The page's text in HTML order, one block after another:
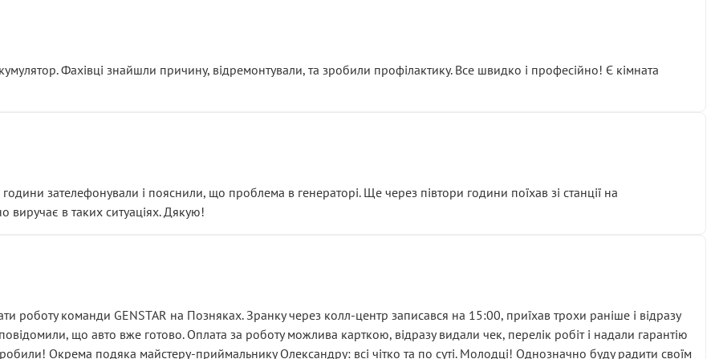
із головним гальмівним циліндром у зборі.
і тоді сервіс наче справив хороше враження. Але згодом знайшов декілька гайок під лобовим склом. Мені
хвилюватися. ( надіюсь новий власник, не застяг в полі))
підірвав.
а “аби швидше і дорожче”. Саме це і псує загальне враження та бажання повертатися.
Фахівці знайшли причину, відремонтували, та зробили профілактику. Все швидко і професійно! Є кімната
зателефонували і пояснили, що проблема в генераторі. Ще через півтори години поїхав зі станції на
виручає в таких ситуаціях. Дякую!
роботу команди GENSTAR на Позняках. Зранку через колл-центр записався на 15:00, приїхав трохи раніше і відразу
що авто вже готово. Оплата за роботу можлива карткою, відразу видали чек, перелік робіт і надали гарантію
Окрема подяка майстеру-приймальнику Олександру: всі чітко та по суті. Молодці! Однозначно буду радити своїм